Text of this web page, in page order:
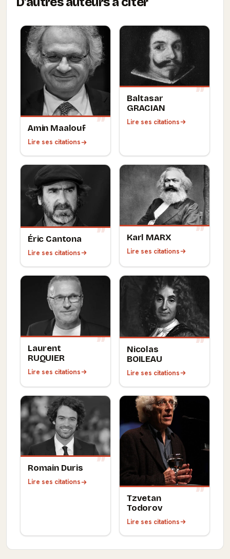
Amin Maalouf
Lire ses citations
Baltasar
GRACIAN
Lire ses citations
Éric Cantona
Lire ses citations
Karl MARX
Lire ses citations
Laurent
RUQUIER
Lire ses citations
Nicolas
BOILEAU
Lire ses citations
Romain Duris
Lire ses citations
Tzvetan
Todorov
Lire ses citations